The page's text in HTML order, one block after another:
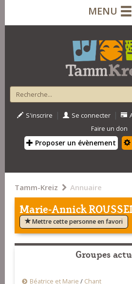
MENU
S'inscrire | Se connecter |
Faire un don
Proposer un évènement
Tamm-Kreiz Annuaire
Marie-Annick
Mettre cette personne en favori
Groupes
Béatrice et Marie / Chant